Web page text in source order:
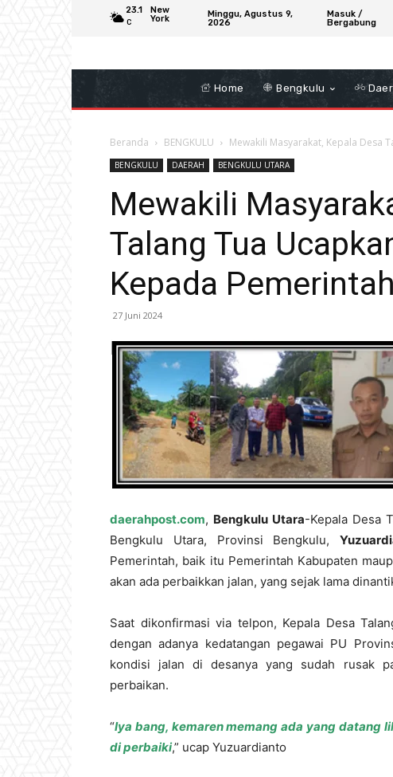
23.1
C
New
York
Minggu, Agustus 9,
2026
Masuk /
Bergabung
Home Bengkulu
Beranda BENGKULU Mewakili Masyarakat, Kepala Desa
BENGKULU DAERAH BENGKULU UTARA
Mewakili
Talang Tua
Kepada Pemerintah
27 Juni 2024
daerahpost.com, Bengkulu Utara-Kepala Desa
Bengkulu Utara, Provinsi Bengkulu,
Pemerintah, baik itu Pemerintah Kabupaten
akan ada perbaikkan jalan, yang sejak lama
Saat dikonfirmasi via telpon, Kepala Desa
dengan adanya kedatangan pegawai PU
kondisi jalan di desanya yang sudah rusak
perbaikan.
“Iya bang, kemaren memang ada yang datang
di perbaiki,” ucap Yuzuardianto